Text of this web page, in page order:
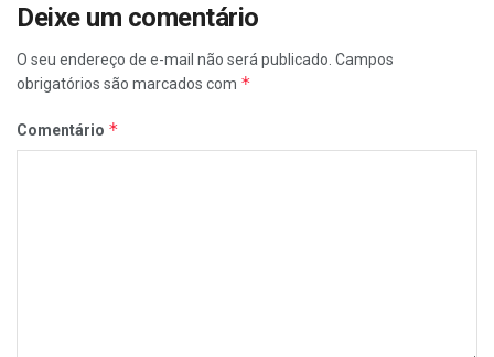
Deixe um comentário
O seu endereço de e-mail não será publicado. Campos
obrigatórios são marcados com *
Comentário *